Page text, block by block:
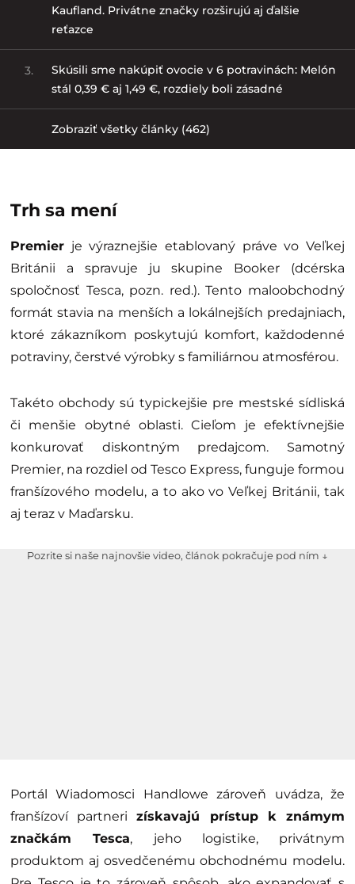
Kaufland. Privátne značky rozširujú aj ďalšie
reťazce
3.
Skúsili sme nakúpiť ovocie v 6 potravinách: Melón
stál 0,39 € aj 1,49 €, rozdiely boli zásadné
Zobraziť všetky články (462)
Trh sa mení
Premier je výraznejšie etablovaný práve vo Veľkej
Británii a spravuje ju skupine Booker (dcérska
spoločnosť Tesca, pozn. red.). Tento maloobchodný
formát stavia na menších a lokálnejších predajniach,
ktoré zákazníkom poskytujú komfort, každodenné
potraviny, čerstvé výrobky s familiárnou atmosférou.
Takéto obchody sú typickejšie pre mestské sídliská
či menšie obytné oblasti. Cieľom je efektívnejšie
konkurovať diskontným predajcom. Samotný
Premier, na rozdiel od Tesco Express, funguje formou
franšízového modelu, a to ako vo Veľkej Británii, tak
aj teraz v Maďarsku.
Pozrite si naše najnovšie video, článok pokračuje pod ním ↓
Portál Wiadomosci Handlowe zároveň uvádza, že
franšízoví partnerizískavajú prístup k známym
značkám Tesca, jeho logistike, privátnym
produktom aj osvedčenému obchodnému modelu.